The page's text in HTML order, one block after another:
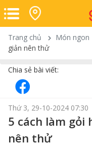
Trang chủ Món ngon
giản nên thử
Chia sẻ bài viết:
Thứ 3, 29-10-2024 07:30
5 cách làm gỏi
nên thử